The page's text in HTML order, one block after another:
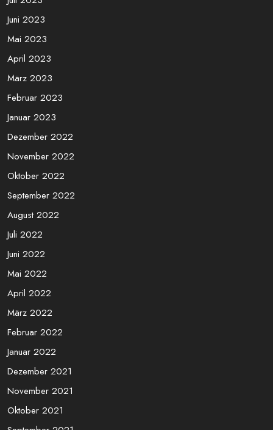
November 2023
Oktober 2023
September 2023
August 2023
Juli 2023
Juni 2023
Mai 2023
April 2023
März 2023
Februar 2023
Januar 2023
Dezember 2022
November 2022
Oktober 2022
September 2022
August 2022
Juli 2022
Juni 2022
Mai 2022
April 2022
März 2022
Februar 2022